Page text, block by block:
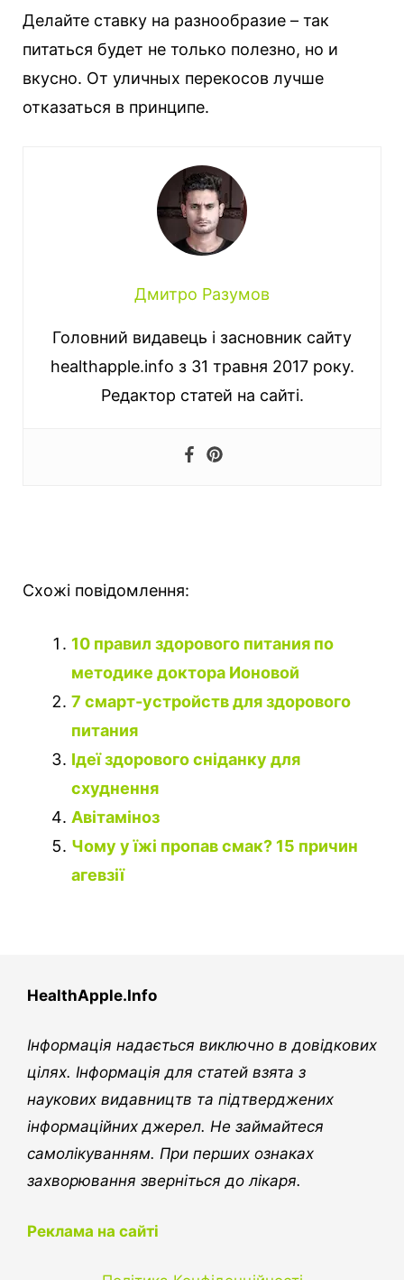
Делайте ставку на разнообразие – так
питаться будет не только полезно, но и
вкусно. От уличных перекосов лучше
отказаться в принципе.
Дмитро Разумов
Головний видавець і засновник сайту
healthapple.info з 31 травня 2017 року.
Редактор статей на сайті.
Схожі повідомлення:
10 правил здорового питания по
методике доктора Ионовой
7 смарт-устройств для здорового
питания
Ідеї здорового сніданку для
схуднення
Авітаміноз
Чому у їжі пропав смак? 15 причин
агевзії
HealthApple.Info
Інформація надається виключно в довідкових
цілях. Інформація для статей взята з
наукових видавництв та підтверджених
інформаційних джерел. Не займайтеся
самолікуванням. При перших ознаках
захворювання зверніться до лікаря.
Реклама на сайті